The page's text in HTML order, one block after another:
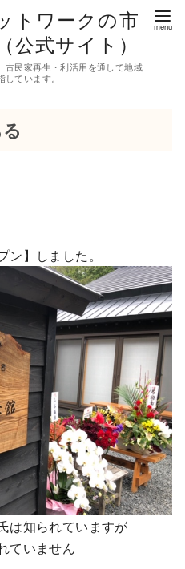
トワークの市
公式サイト）
古民家再生・利活用を通して地域
ています。
ン】しました。
は知られていますが
ていません